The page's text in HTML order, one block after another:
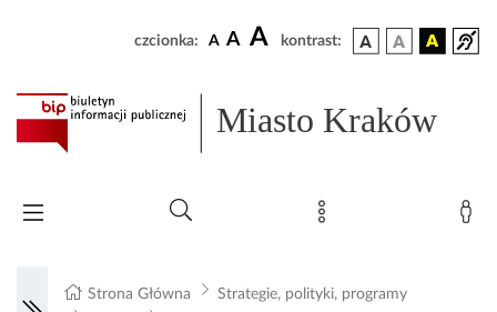
czcionka: A A A kontrast:
Miasto Kraków
Strona Główna
Strategie, polityki, programy